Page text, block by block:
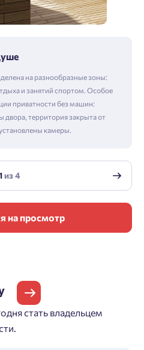
на разнообразные зоны:
и занятий спортом. Особое
приватности без машин:
двора, территория закрыта от
камеры.
из4
на просмотр
стать владельцем